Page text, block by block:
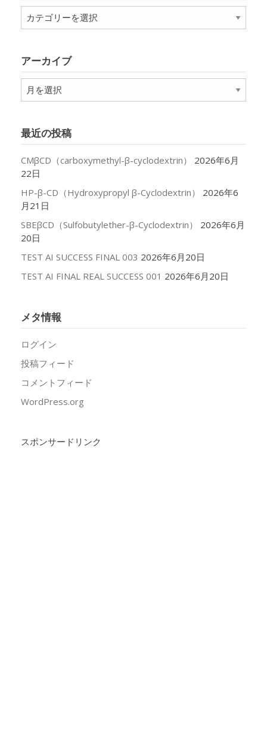
テ
ー
アーカイブ
ア
ー
ブ
最近の投稿
CMβCD（carboxymethyl-β-cyclodextrin）
2026年6月
22日
HP-β-CD（Hydroxypropyl β-Cyclodextrin）
2026年6
月21日
SBEβCD（Sulfobutylether-β-Cyclodextrin）
2026年6月
20日
TEST AI SUCCESS FINAL 003 2026年6月20日
TEST AI FINAL REAL SUCCESS 001 2026年6月20日
メタ情報
ログイン
投稿フィード
コメントフィード
WordPress.org
スポンサードリンク